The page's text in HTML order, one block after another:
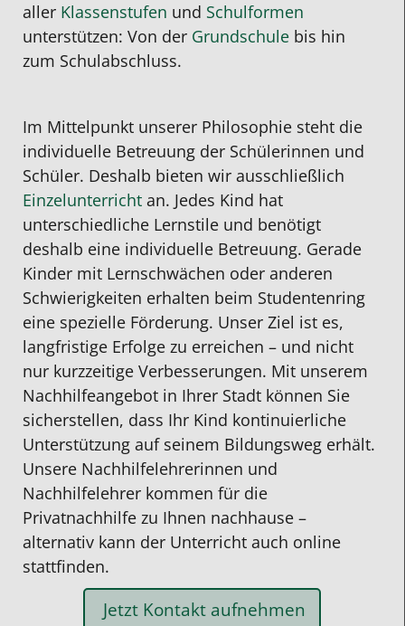
aller Klassenstufen und Schulformen
unterstützen: Von der Grundschule bis hin
zum Schulabschluss.
Im Mittelpunkt unserer Philosophie steht die
individuelle Betreuung der Schülerinnen und
Schüler. Deshalb bieten wir ausschließlich
Einzelunterricht an. Jedes Kind hat
unterschiedliche Lernstile und benötigt
deshalb eine individuelle Betreuung. Gerade
Kinder mit Lernschwächen oder anderen
Schwierigkeiten erhalten beim Studentenring
eine spezielle Förderung. Unser Ziel ist es,
langfristige Erfolge zu erreichen – und nicht
nur kurzzeitige Verbesserungen. Mit unserem
Nachhilfeangebot in Ihrer Stadt können Sie
sicherstellen, dass Ihr Kind kontinuierliche
Unterstützung auf seinem Bildungsweg erhält.
Unsere Nachhilfelehrerinnen und
Nachhilfelehrer kommen für die
Privatnachhilfe zu Ihnen nachhause –
alternativ kann der Unterricht auch online
stattfinden.
Jetzt Kontakt aufnehmen